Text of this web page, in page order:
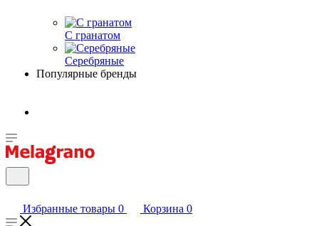
С гранатом
Серебряные
Популярные бренды
Избранные товары 0 Корзина 0